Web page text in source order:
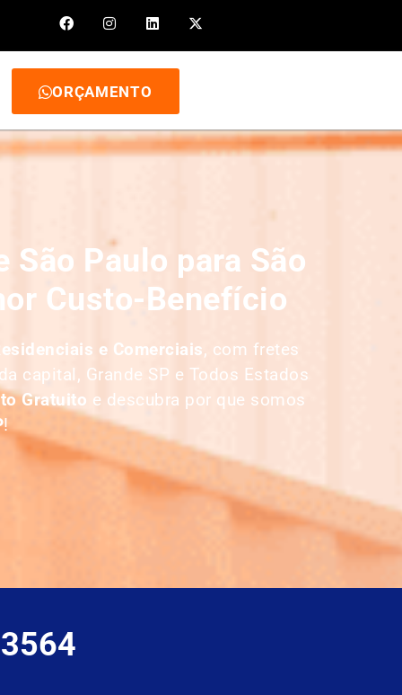
ORÇAMENTO
Paulo para São
Custo-Benefício
e Comerciais, com fretes
capital, Grande SP e Todos Estados
Gratuito e descubra por que somos
!